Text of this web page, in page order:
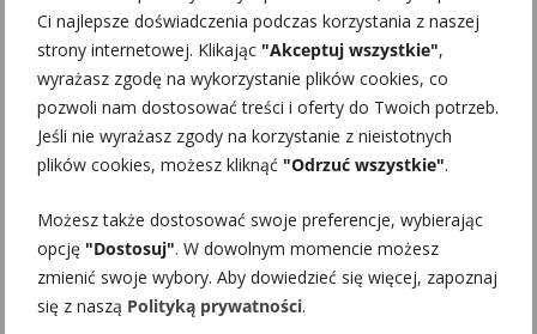
Ci najlepsze doświadczenia podczas korzystania z naszej
strony internetowej. Klikając "Akceptuj wszystkie",
wyrażasz zgodę na wykorzystanie plików cookies, co
pozwoli nam dostosować treści i oferty do Twoich potrzeb.
Jeśli nie wyrażasz zgody na korzystanie z nieistotnych
plików cookies, możesz kliknąć "Odrzuć wszystkie".
Możesz także dostosować swoje preferencje, wybierając
opcję "Dostosuj". W dowolnym momencie możesz
zmienić swoje wybory. Aby dowiedzieć się więcej, zapoznaj
się z naszą Polityką prywatności.
Może spodoba się również…